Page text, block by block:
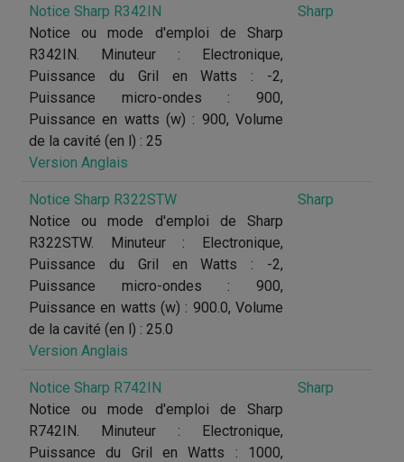
Notice Sharp R342IN
Notice ou mode d'emploi de Sharp
R342IN. Minuteur : Electronique,
Puissance du Gril en Watts : -2,
Puissance micro-ondes : 900,
Puissance en watts (w) : 900, Volume
de la cavité (en l) : 25
Version Anglais
Sharp
Notice Sharp R322STW
Notice ou mode d'emploi de Sharp
R322STW. Minuteur : Electronique,
Puissance du Gril en Watts : -2,
Puissance micro-ondes : 900,
Puissance en watts (w) : 900.0, Volume
de la cavité (en l) : 25.0
Version Anglais
Sharp
Notice Sharp R742IN
Notice ou mode d'emploi de Sharp
R742IN. Minuteur : Electronique,
Puissance du Gril en Watts : 1000,
Sharp